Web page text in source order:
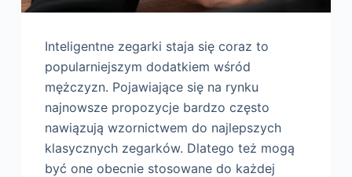
Inteligentne zegarki staja się coraz to
popularniejszym dodatkiem wśród
mężczyzn. Pojawiające się na rynku
najnowsze propozycje bardzo często
nawiązują wzornictwem do najlepszych
klasycznych zegarków. Dlatego też mogą
być one obecnie stosowane do każdej